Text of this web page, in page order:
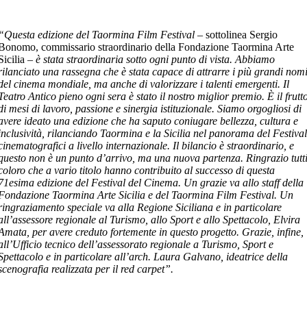
edizione del Taormina Film Festival – sottolinea Sergio
commissario straordinario della Fondazione Taormina Arte
–è stata straordinaria sotto ogni punto di vista. Abbiamo
una rassegna che è stata capace di attrarre i più grandi
cinema mondiale, ma anche di valorizzare i talenti emergenti. Il
Antico pieno ogni sera è stato il nostro miglior premio. È il
mesi di lavoro, passione e sinergia istituzionale. Siamo orgogliosi di
ideato una edizione che ha saputo coniugare bellezza, cultura e
rilanciando Taormina e la Sicilia nel panorama del Festival
a livello internazionale. Il bilancio è straordinario, e
non è un punto d’arrivo, ma una nuova partenza. Ringrazio
che a vario titolo hanno contribuito al successo di questa
edizione del Festival del Cinema. Un grazie va allo staff della
Taormina Arte Sicilia e del Taormina Film Festival. Un
speciale va alla Regione Siciliana e in particolare
regionale al Turismo, allo Sport e allo Spettacolo, Elvira
per avere creduto fortemente in questo progetto. Grazie, infine,
tecnico dell’assessorato regionale a Turismo, Sport e
e in particolare all’arch. Laura Galvano, ideatrice della
realizzata per il red carpet”.